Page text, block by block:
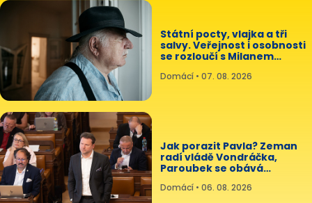
Státní pocty, vlajka a tři
salvy. Veřejnost i osobnosti
se rozloučí s Milanem
Domácí • 07. 08. 2026
Jak porazit Pavla? Zeman
radí vládě Vondráčka,
Paroubek se obává
Domácí • 06. 08. 2026